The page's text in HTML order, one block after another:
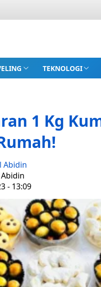
TEKNOLOGI
1 Kg
Abidin
- 13:09